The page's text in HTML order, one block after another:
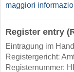
maggiori
Register entry
Eintragung im
Registergericht:
Registernummer: